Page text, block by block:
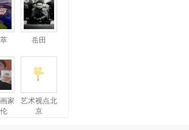
岳田
家
艺术视点北
京